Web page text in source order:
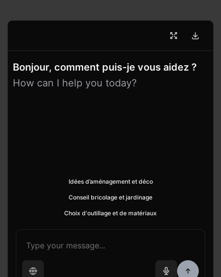
Bonjour, comment puis-je vous aidez ?
How can I help you today?
Idées d’aménagement et déco
Conseil bricolage et jardinage
Choix d'outillage et de matériaux